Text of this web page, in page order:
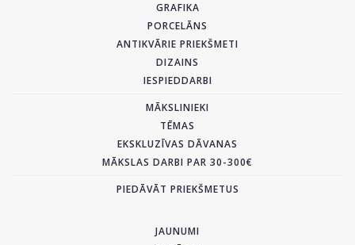
GRAFIKA
PORCELĀNS
ANTIKVĀRIE PRIEKŠMETI
DIZAINS
IESPIEDDARBI
MĀKSLINIEKI
TĒMAS
EKSKLUZĪVAS DĀVANAS
MĀKSLAS DARBI PAR 30-300€
PIEDĀVĀT PRIEKŠMETUS
JAUNUMI